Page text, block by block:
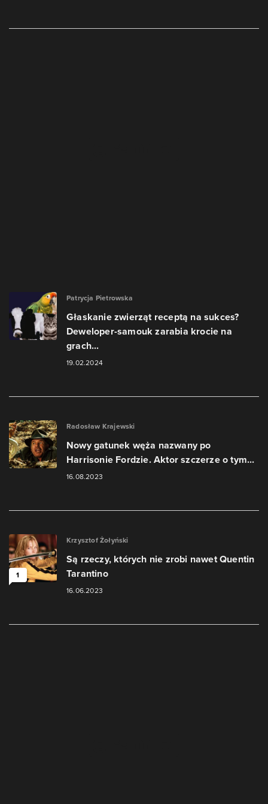
Patrycja Pietrowska
Głaskanie zwierząt receptą na sukces?
Deweloper-samouk zarabia krocie na
grach...
19.02.2024
Radosław Krajewski
Nowy gatunek węża nazwany po
Harrisonie Fordzie. Aktor szczerze o tym...
16.08.2023
1
Krzysztof Żołyński
Są rzeczy, których nie zrobi nawet Quentin
Tarantino
16.06.2023